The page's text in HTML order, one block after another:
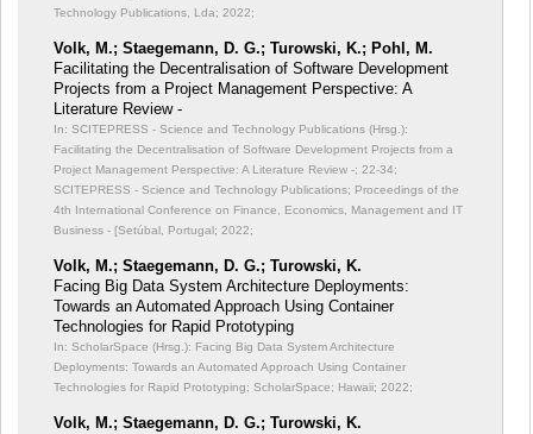
Technology Publications, Lda; 2022;
Volk, M.; Staegemann, D. G.; Turowski, K.; Pohl, M.
Facilitating the Decentralisation of Software Development
Projects from a Project Management Perspective: A
Literature Review -
In: SCITEPRESS - Science and Technology Publications (Hrsg.):
Facilitating the Decentralisation of Software Development Projects from a
Project Management Perspective: A Literature Review -; 22-34;
SCITEPRESS - Science and Technology Publications; Proceedings of the
4th International Conference on Finance, Economics, Management and IT
Business - [Setúbal, Portugal; 2022;
Volk, M.; Staegemann, D. G.; Turowski, K.
Facing Big Data System Architecture Deployments:
Towards an Automated Approach Using Container
Technologies for Rapid Prototyping
In: ScholarSpace (Hrsg.): Facing Big Data System Architecture
Deployments: Towards an Automated Approach Using Container
Technologies for Rapid Prototyping; ScholarSpace; Hawaii; 2022;
Volk, M.; Staegemann, D. G.; Turowski, K.